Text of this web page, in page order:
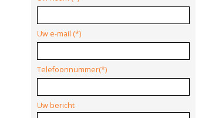
Uw e-mail (*)
Telefoonnummer(*)
Uw bericht